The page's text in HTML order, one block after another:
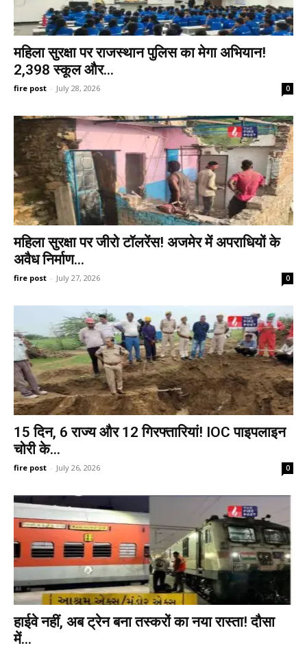
महिला सुरक्षा पर राजस्थान पुलिस का मेगा अभियान!
2,398 स्कूल और...
fire post - July 28, 2026 0
महिला सुरक्षा पर जीरो टॉलरेंस! अजमेर में अपराधियों के
अवैध निर्माण...
fire post - July 27, 2026 0
15 दिन, 6 राज्य और 12 गिरफ्तारियां! IOC पाइपलाइन
चोरी के...
fire post - July 26, 2026 0
हाईवे नहीं, अब ट्रेन बना तस्करों का नया रास्ता! दौसा
में...